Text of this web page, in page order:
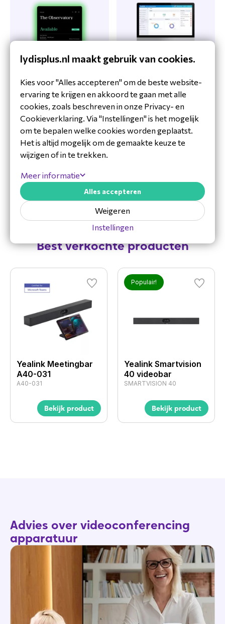
Gateway & Signalering
Best verkochte producten
Yealink Meetingbar
A40-031
A40-031
Bekijk product
Populair!
Yealink Smartvision
40 videobar
SMARTVISION 40
Bekijk product
Advies over videoconferencing
apparatuur
lydisplus.nl maakt gebruik van cookies.
Kies voor "Alles accepteren" om de beste website-
ervaring te krijgen en akkoord te gaan met alle
cookies, zoals beschreven in onze Privacy- en
Cookieverklaring. Via "Instellingen" is het mogelijk
om te bepalen welke cookies worden geplaatst.
Het is altijd mogelijk om de gemaakte keuze te
wijzigen of in te trekken.
Meer informatie
Instellingen
Weigeren
Alles accepteren